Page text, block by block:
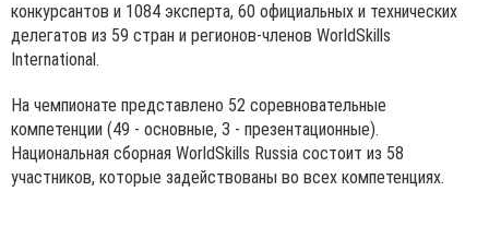
конкурсантов и 1084 эксперта, 60 официальных и технических
делегатов из 59 стран и регионов-членов WorldSkills
International.
На чемпионате представлено 52 соревновательные
компетенции (49 - основные, 3 - презентационные).
Национальная сборная WorldSkills Russia состоит из 58
участников, которые задействованы во всех компетенциях.